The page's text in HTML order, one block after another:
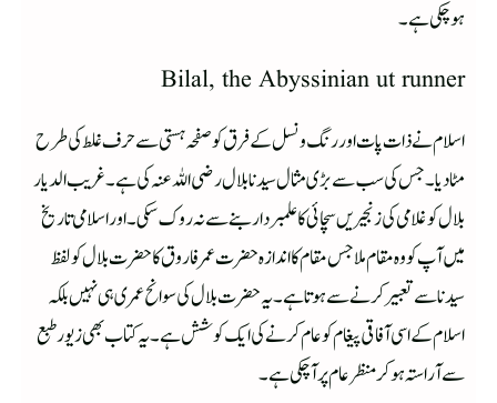
ہوچکی ہے ۔
Bilal, the Abyssinian ut runner
اسلام نے ذات پات اور رنگ ونسل کے فرق کو صفحہ ہستی سے حرف غلط کی طرح
مٹا دیا ۔ جس کی سب سے بڑی مثال سیدنا بلال رضی اللہ عنہ کی ہے۔ غریب الدیار
بلال کو غلامی کی زنجیریں سچائی کا علمبردار بنے سے نہ روک سکی ۔ اور اسلامی تاریخ
میں آپ کو وہ مقام ملا جس مقام کا اندازہ حضرت عمر فاروق کا حضرت بلال کو لفظ
سیدنا سے تعبیر کرنے سے ہوتا ہے ۔یہ حضرت بلال کی سوانح عمری ہی نہیں بلکہ
اسلام کے اسی آفاقی پیغام کو عام کرنے کی ایک کوشش ہے ۔ یہ کتاب بھی زیور طبع
سے آراستہ ہو کر منظر عام پر آچکی ہے ۔